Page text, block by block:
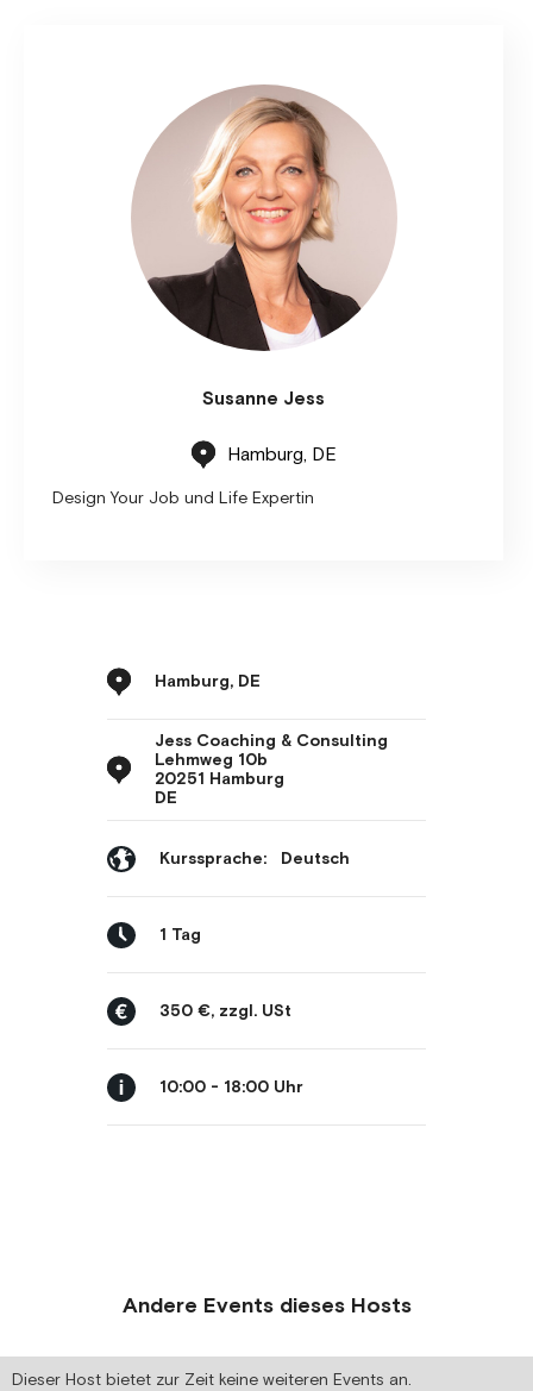
Susanne Jess
Hamburg, DE
Design Your Job und Life Expertin
Hamburg, DE
Jess Coaching & Consulting
Lehmweg 10b
20251 Hamburg
DE
Kurssprache: Deutsch
1 Tag
350 €, zzgl. USt
10:00 - 18:00 Uhr
Andere Events dieses Hosts
Dieser Host bietet zur Zeit keine weiteren Events an.